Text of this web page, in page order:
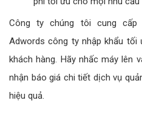
4 - Chi phí dịch vụ
nhập khẩu với
Xem thêm:
nhập khẩu cao cấp